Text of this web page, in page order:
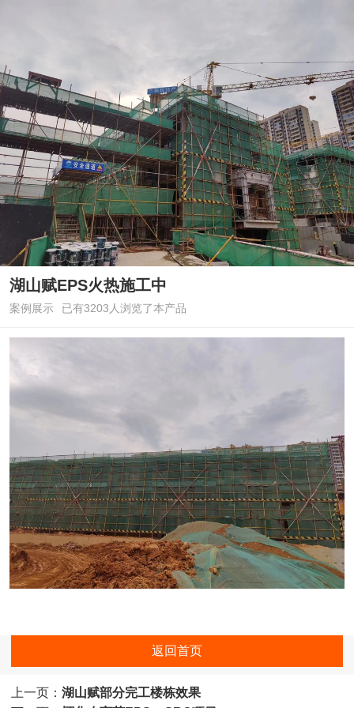
湖山赋EPS火热施工中
案例展示 已有3203人浏览了本产品
返回首页
上一页： 湖山赋部分完工楼栋效果